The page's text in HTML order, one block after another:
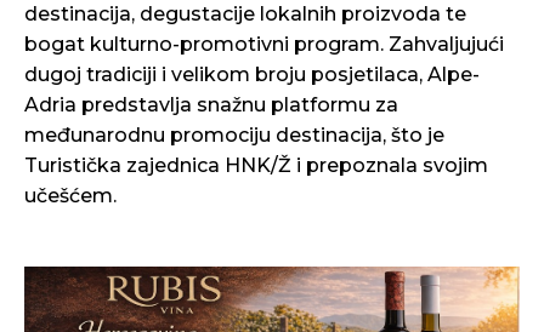
destinacija, degustacije lokalnih proizvoda te
bogat kulturno-promotivni program. Zahvaljujući
dugoj tradiciji i velikom broju posjetilaca, Alpe-
Adria predstavlja snažnu platformu za
međunarodnu promociju destinacija, što je
Turistička zajednica HNK/Ž i prepoznala svojim
učešćem.